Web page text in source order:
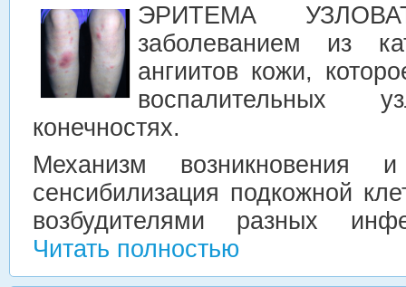
ЭРИТЕМА
заболеванием из
ангиитов кожи,
конечностях.
Механизм возникновения
сенсибилизация подкожной
возбудителями разных
Читать полностью